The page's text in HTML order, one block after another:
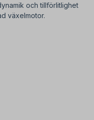
och tillförlitlighet
växelmotor.